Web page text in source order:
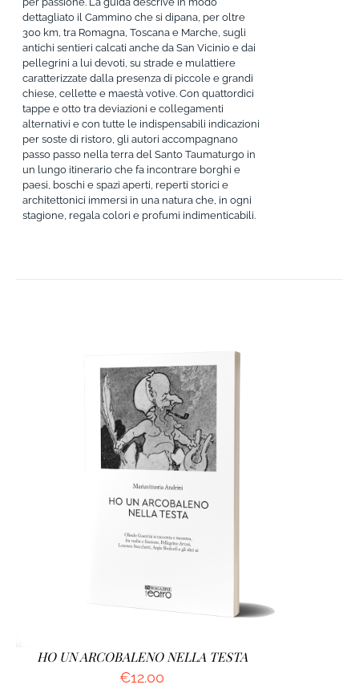
dettagliato il Cammino che si dipana, per oltre
300 km, tra Romagna, Toscana e Marche, sugli
antichi sentieri calcati anche da San Vicinio e dai
pellegrini a lui devoti, su strade e mulattiere
caratterizzate dalla presenza di piccole e grandi
chiese, cellette e maestà votive. Con quattordici
tappe e otto tra deviazioni e collegamenti
alternativi e con tutte le indispensabili indicazioni
per soste di ristoro, gli autori accompagnano
passo passo nella terra del Santo Taumaturgo in
un lungo itinerario che fa incontrare borghi e
paesi, boschi e spazi aperti, reperti storici e
architettonici immersi in una natura che, in ogni
stagione, regala colori e profumi indimenticabili.
AGGIUNGI AL CARRELLO
HO UN ARCOBALENO NELLA TESTA
€12.00